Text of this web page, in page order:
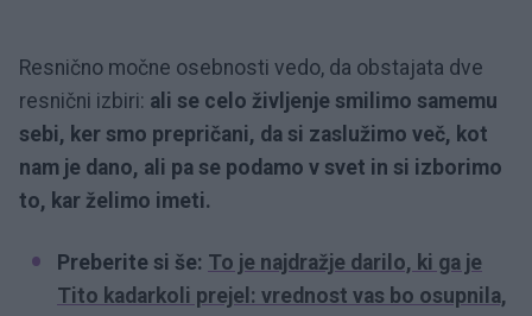
Resnično močne osebnosti vedo, da obstajata dve
resnični izbiri: ali se celo življenje smilimo samemu
sebi, ker smo prepričani, da si zaslužimo več, kot
nam je dano, ali pa se podamo v svet in si izborimo
to, kar želimo imeti.
Preberite si še: To je najdražje darilo, ki ga je
Tito kadarkoli prejel: vrednost vas bo osupnila,